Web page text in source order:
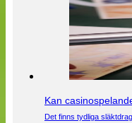
Kan
Det finns tydliga